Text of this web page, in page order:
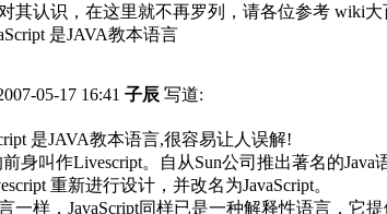
其认识，在这里就不再罗列，请各位参考 wiki大
是JAVA教本语言
05-17 16:41 子辰 写道:
是JAVA教本语言,很容易让人误解!
身叫作Livescript。自从Sun公司推出著名的
重新进行设计，并改名为JavaScript。
样，JavaScript同样已是一种解释性语言，它